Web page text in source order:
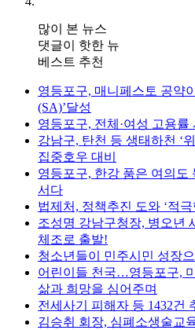
많이 본 뉴스
댓글이 핫한 뉴
베스트 추천
영등포구, 매니페스토 공약
(SA)’달성
영등포구, 전체·여성 고용률
강남구, 탄천 등 생태하천 ‘
집중호우 대비
영등포구, 한강 품은 여의도
서다
법제처, 정책추진 도와 ‘적
조성명 강남구청장, 병오년
체조로 출발!
청소년들이 민주시민 성장
어린이들 천국…영등포구,
삶과 희망을 심어주며
전세사기 피해자 등 1432건
김승취 회장, 심폐소생술교